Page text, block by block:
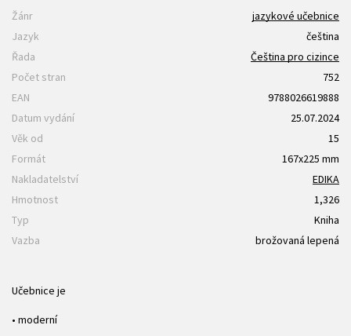
Žánr
jazykové učebnice
Jazyk
čeština
Řada
Čeština pro cizince
Počet stran
752
EAN
9788026619888
Datum vydání
25.07.2024
Věk od
15
Formát
167x225 mm
Nakladatelství
EDIKA
Hmotnost
1,326
Typ
Kniha
Vazba
brožovaná lepená
Učebnice je
• moderní